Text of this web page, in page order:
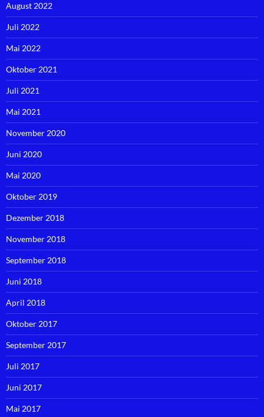
August 2022
Juli 2022
Mai 2022
Oktober 2021
Juli 2021
Mai 2021
November 2020
Juni 2020
Mai 2020
Oktober 2019
Dezember 2018
November 2018
September 2018
Juni 2018
April 2018
Oktober 2017
September 2017
Juli 2017
Juni 2017
Mai 2017